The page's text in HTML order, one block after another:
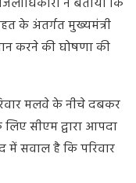
के अंतर्गत मुख्यमंत्री
करने की घोषणा की
मलवे के नीचे दबकर
सीएम द्वारा आपदा
में सवाल है कि परिवार